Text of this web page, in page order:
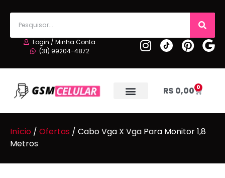
Login / Minha Conta
(31) 99204-4872
R$ 0,00 0
Início / Ofertas / Cabo Vga X Vga Para Monitor 1,8
Metros